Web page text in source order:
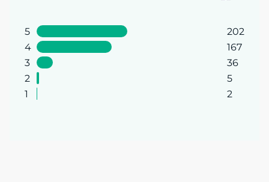
5
202
4
167
3
36
2
5
1
2